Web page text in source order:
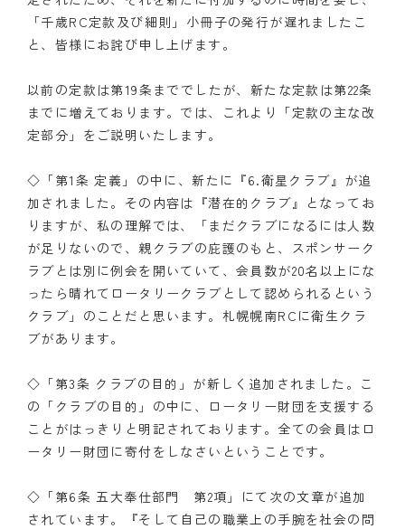
「千歳RC定款及び細則」小冊子の発行が遅れましたこ
と、皆様にお詫び申し上げます。
以前の定款は第19条まででしたが、新たな定款は第22条
までに増えております。では、これより「定款の主な改
定部分」をご説明いたします。
◇「第1条 定義」の中に、新たに『6.衛星クラブ』が追
加されました。その内容は『潜在的クラブ』となってお
りますが、私の理解では、「まだクラブになるには人数
が足りないので、親クラブの庇護のもと、スポンサーク
ラブとは別に例会を開いていて、会員数が20名以上にな
ったら晴れてロータリークラブとして認められるという
クラブ」のことだと思います。札幌幌南RCに衛生クラ
ブがあります。
◇「第3条 クラブの目的」が新しく追加されました。こ
の「クラブの目的」の中に、ロータリー財団を支援する
ことがはっきりと明記されております。全ての会員はロ
ータリー財団に寄付をしなさいということです。
◇「第6条 五大奉仕部門 第2項」にて次の文章が追加
されています。『そして自己の職業上の手腕を社会の問